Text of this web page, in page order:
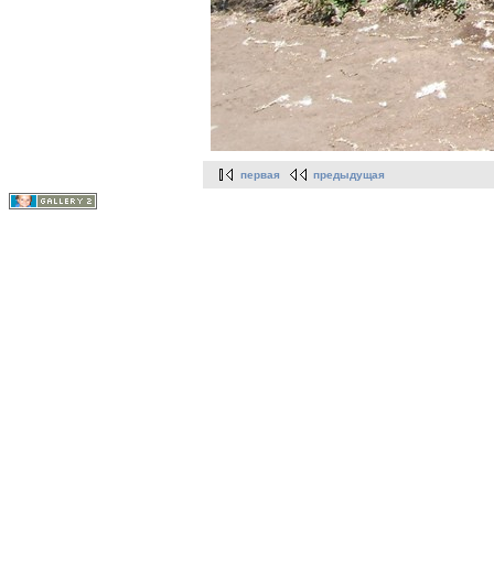
первая предыдущая